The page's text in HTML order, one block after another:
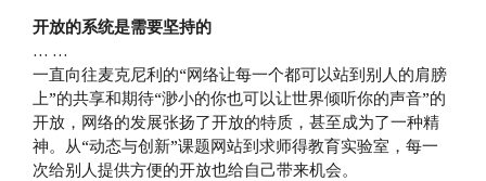
开放的系统是需要坚持的
… …
一直向往麦克尼利的“网络让每一个都可以站到别人的肩膀
上”的共享和期待“渺小的你也可以让世界倾听你的声音”的
开放，网络的发展张扬了开放的特质，甚至成为了一种精
神。从“动态与创新”课题网站到求师得教育实验室，每一
次给别人提供方便的开放也给自己带来机会。